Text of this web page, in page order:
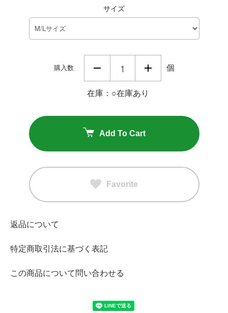
サイズ
購入数 個
在庫：○在庫あり
Add To Cart
Favorite
返品について
特定商取引法に基づく表記
この商品について問い合わせる